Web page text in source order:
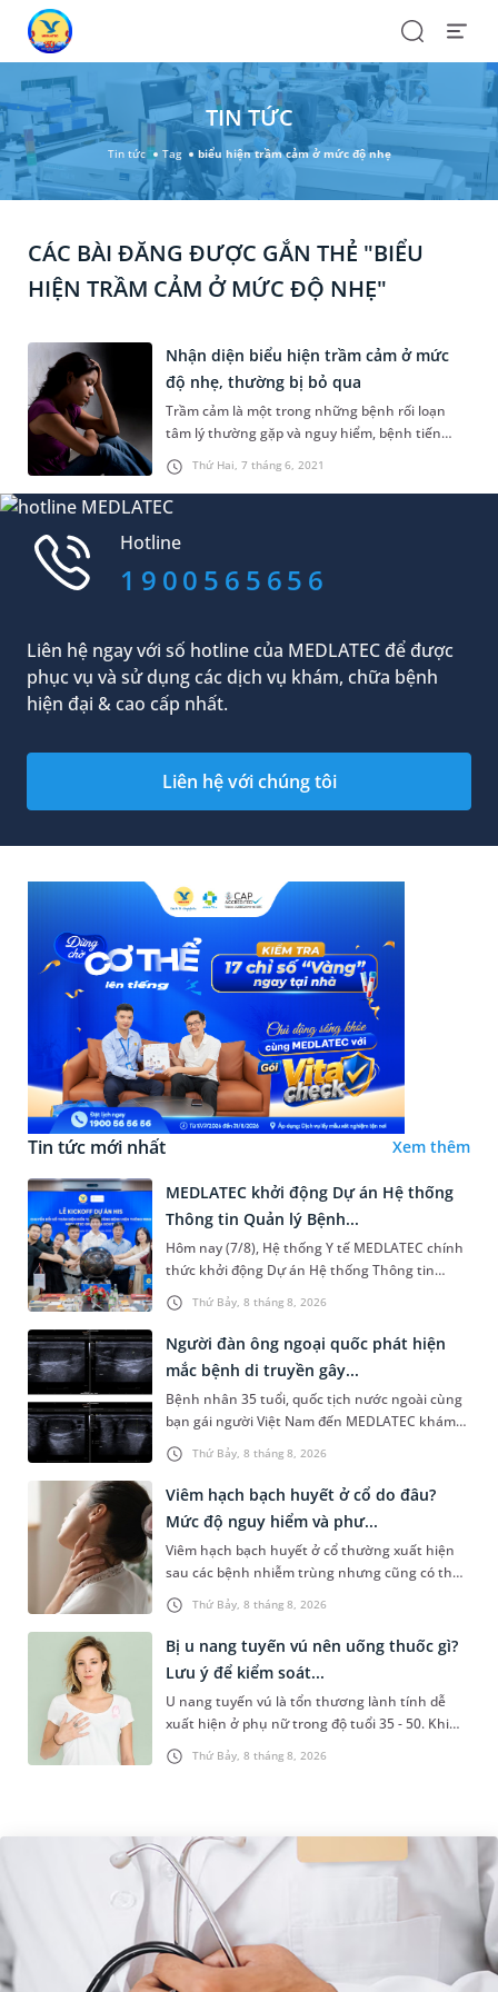
SearchOpen
TIN TỨC
Tin tức Tag biểu hiện trầm cảm ở mức độ nhẹ
CÁC BÀI ĐĂNG ĐƯỢC GẮN THẺ "BIỂU
HIỆN TRẦM CẢM Ở MỨC ĐỘ NHẸ"
Thứ Hai, 7 tháng 6, 2021
Nhận diện biểu hiện trầm cảm ở mức
độ nhẹ, thường bị bỏ qua
Trầm cảm là một trong những bệnh rối loạn
tâm lý thường gặp và nguy hiểm, bệnh tiến
triển theo nhiều mức độ và gây ảnh hưởng
khác nhau đến sức khỏe tinh thần lẫn thể
chất. Cuộc sống hiện đại với nhiều áp lực đã
biết sớm biểu hiện trầm cảm ở mức độ nhẹ...
Hotline
1900565656
Liên hệ ngay với số hotline của MEDLATEC để được
phục vụ và sử dụng các dịch vụ khám, chữa bệnh
hiện đại & cao cấp nhất.
Liên hệ với chúng tôi
Tin tức mới nhất Xem thêm
Thứ Bảy, 8 tháng 8, 2026
MEDLATEC khởi động Dự án Hệ thống
Thông tin Quản lý Bệnh...
Hôm nay (7/8), Hệ thống Y tế MEDLATEC chính
thức khởi động Dự án Hệ thống Thông tin
Quản lý Bệnh viện (HIS - Hospital Information
System) giai đoạn mới. Dự á...
Thứ Bảy, 8 tháng 8, 2026
Người đàn ông ngoại quốc phát hiện
mắc bệnh di truyền gây...
Bệnh nhân 35 tuổi, quốc tịch nước ngoài cùng
bạn gái người Việt Nam đến MEDLATEC khám
sức khỏe tiền hôn nhân. Qua thăm khám và
làm các xét nghiệm chuyên sâu,...
Thứ Bảy, 8 tháng 8, 2026
Viêm hạch bạch huyết ở cổ do đâu?
Mức độ nguy hiểm và phư...
Viêm hạch bạch huyết ở cổ thường xuất hiện
sau các bệnh nhiễm trùng nhưng cũng có thể
liên quan đến lao hạch hoặc ung thư. Để tìm
hiểu nguyên nhân gây viêm,...
Thứ Bảy, 8 tháng 8, 2026
Bị u nang tuyến vú nên uống thuốc gì?
Lưu ý để kiểm soát...
U nang tuyến vú là tổn thương lành tính dễ
xuất hiện ở phụ nữ trong độ tuổi 35 - 50. Khi
được chẩn đoán mắc bệnh, nhiều người
thường băn khoăn u nang tuyến v...